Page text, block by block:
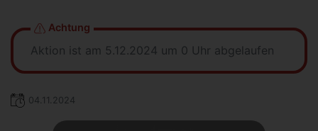
Achtung
Aktion ist am 5.12.2024 um 0 Uhr abgelaufen
04.11.2024